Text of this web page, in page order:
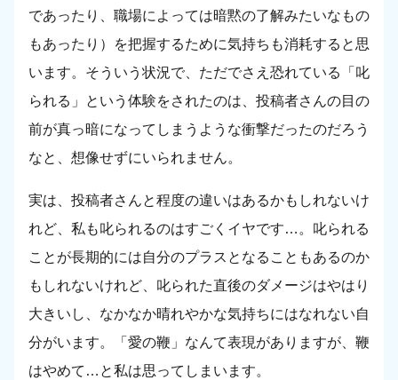
であったり、職場によっては暗黙の了解みたいなもの
もあったり）を把握するために気持ちも消耗すると思
います。そういう状況で、ただでさえ恐れている「叱
られる」という体験をされたのは、投稿者さんの目の
前が真っ暗になってしまうような衝撃だったのだろう
なと、想像せずにいられません。
実は、投稿者さんと程度の違いはあるかもしれないけ
れど、私も叱られるのはすごくイヤです…。叱られる
ことが長期的には自分のプラスとなることもあるのか
もしれないけれど、叱られた直後のダメージはやはり
大きいし、なかなか晴れやかな気持ちにはなれない自
分がいます。「愛の鞭」なんて表現がありますが、鞭
はやめて…と私は思ってしまいます。